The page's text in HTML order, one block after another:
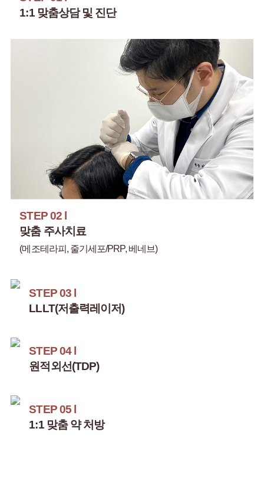
1:1 맞춤상담 및 진단
STEP 02 l
맞춤 주사치료
(메조테라피, 줄기세포/PRP, 베네브)
STEP 03 l
LLLT(저출력레이저)
STEP 04 l
원적외선(TDP)
STEP 05 l
1:1 맞춤 약 처방